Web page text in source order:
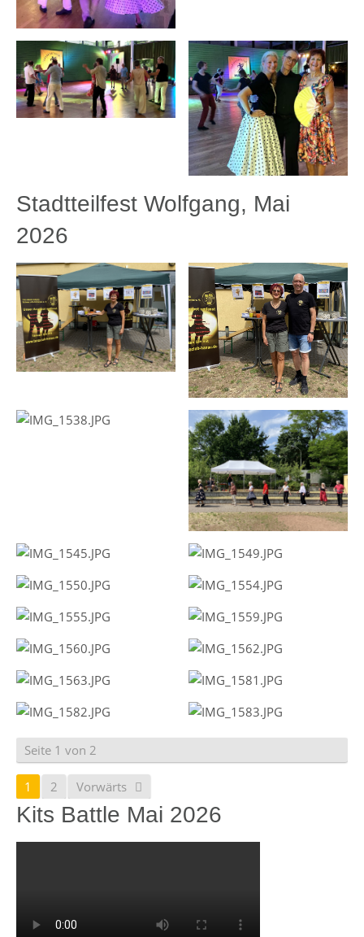
Stadtteilfest Wolfgang, Mai
2026
Seite 1 von 2
1 2 Vorwärts
Kits Battle Mai 2026